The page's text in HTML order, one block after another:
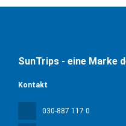
SunTrips - eine Marke
Kontakt
030-887 117 0